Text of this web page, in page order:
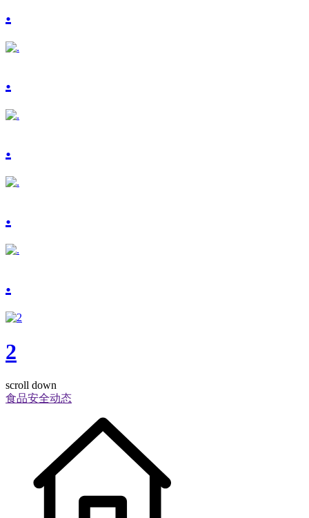
.
.
.
.
.
2
scroll down
食品安全动态